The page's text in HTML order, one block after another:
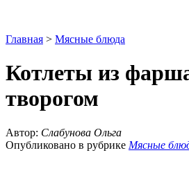
Главная > Мясные блюда
Котлеты из
творогом
Автор: Слабунова Ольга
Опубликовано в рубрике Мясные